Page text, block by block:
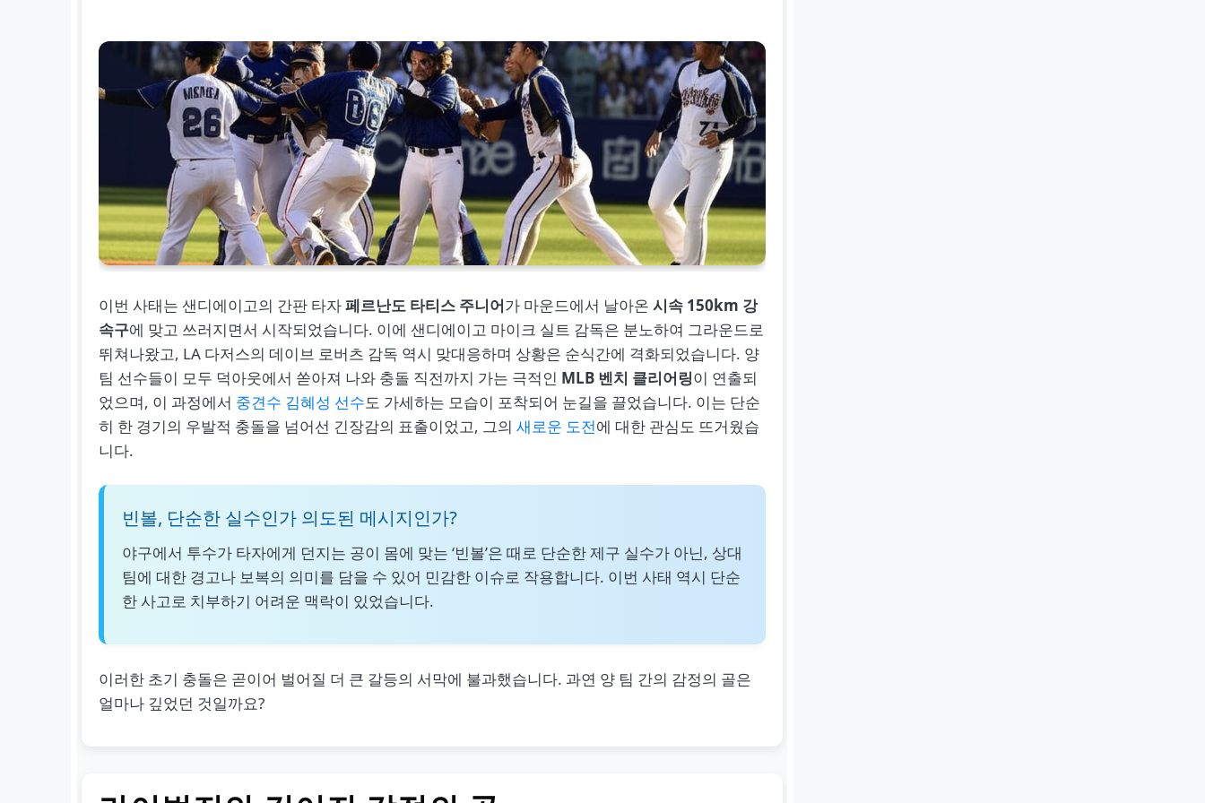
이번 사태는 샌디에이고의 간판 타자페르난도 타티스 주니어가 마운드에서 날아온시속 150km 강
속구에 맞고 쓰러지면서 시작되었습니다. 이에 샌디에이고 마이크 실트 감독은 분노하여 그라운드로
뛰쳐나왔고, LA 다저스의 데이브 로버츠 감독 역시 맞대응하며 상황은 순식간에 격화되었습니다. 양
팀 선수들이 모두 덕아웃에서 쏟아져 나와 충돌 직전까지 가는 극적인 MLB 벤치 클리어링이 연출되
었으며, 이 과정에서 중견수 김혜성 선수도 가세하는 모습이 포착되어 눈길을 끌었습니다. 이는 단순
히 한 경기의 우발적 충돌을 넘어선 긴장감의 표출이었고, 그의새로운 도전에 대한 관심도 뜨거웠습
니다.
빈볼, 단순한 실수인가 의도된 메시지인가?
야구에서 투수가 타자에게 던지는 공이 몸에 맞는 ‘빈볼’은 때로 단순한 제구 실수가 아닌, 상대
팀에 대한 경고나 보복의 의미를 담을 수 있어 민감한 이슈로 작용합니다. 이번 사태 역시 단순
한 사고로 치부하기 어려운 맥락이 있었습니다.
이러한 초기 충돌은 곧이어 벌어질 더 큰 갈등의 서막에 불과했습니다. 과연 양 팀 간의 감정의 골은
얼마나 깊었던 것일까요?